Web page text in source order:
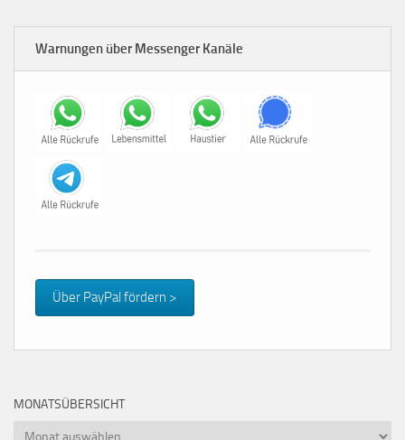
Warnungen über Messenger Kanäle
Über PayPal fördern >
MONATSÜBERSICHT
Monatsübersicht